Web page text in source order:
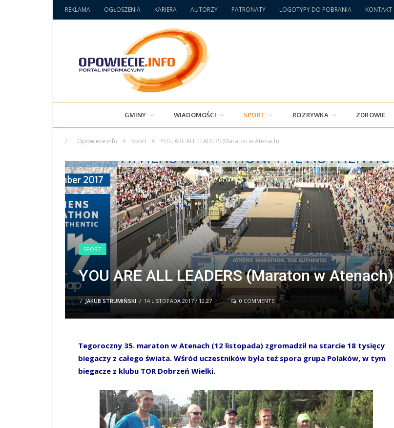
REKLAMA OGŁOSZENIA KARIERA AUTORZY PATRONATY LOGOTYPY DO POBRANIA KONTAKT
GMINY WIADOMOŚCI SPORT ROZRYWKA ZDROWIE
/ Opowiece.info » Sport » YOU ARE ALL LEADERS (Maraton w Atenach)
SPORT
YOU ARE ALL LEADERS (Maraton w Atenach)
/ JAKUB STRUMIŃSKI / 14 LISTOPADA 2017 / 12:27 0 COMMENTS
Tegoroczny 35. maraton w Atenach (12 listopada) zgromadził na starcie 18 tysięcy
biegaczy z całego świata. Wśród uczestników była też spora grupa Polaków, w tym
biegacze z klubu TOR Dobrzeń Wielki.